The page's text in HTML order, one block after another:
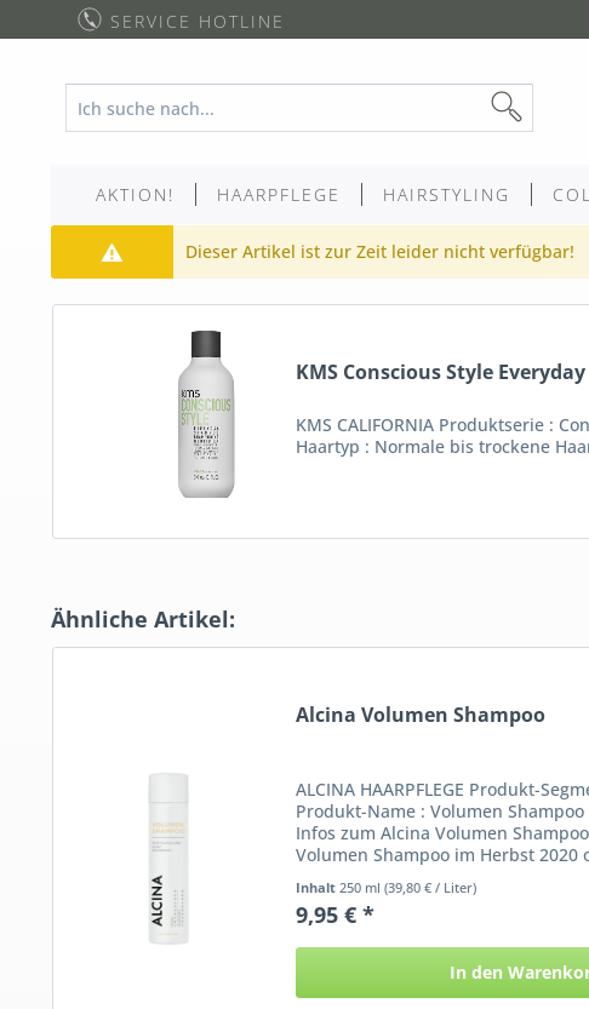
SERVICE HOTLINE
AKTION! HAARPFLEGE HAIRSTYLING
Dieser Artikel ist zur Zeit leider nicht verfügbar!
KMS Conscious Style
KMS CALIFORNIA Produktserie :
Haartyp : Normale bis trockene
Ähnliche Artikel:
Alcina Volumen Shampoo
ALCINA HAARPFLEGE Produkt-
Produkt-Name : Volumen
Infos zum Alcina Volumen
Volumen Shampoo im Herbst 2020
Inhalt 250 ml (39,80 € / Liter)
9,95 € *
In den